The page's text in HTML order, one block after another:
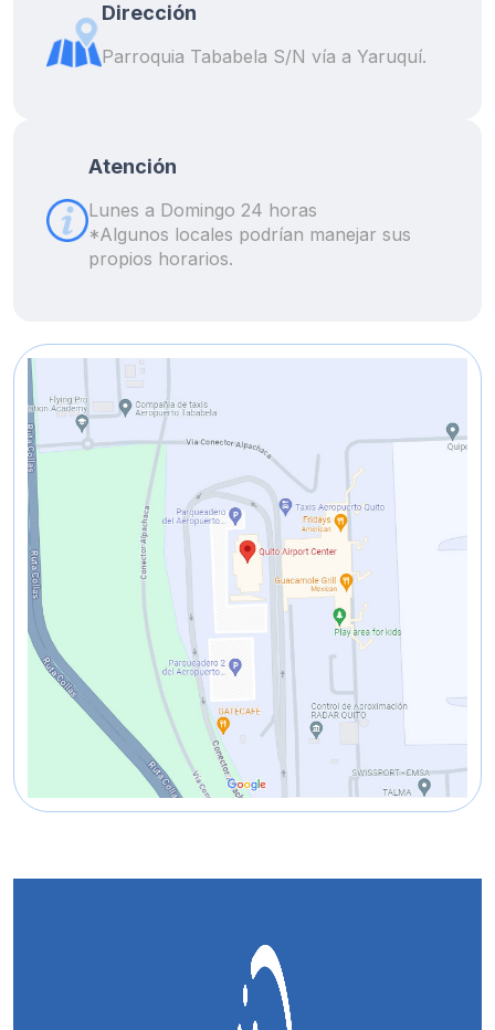
Dirección
Parroquia Tababela S/N vía a Yaruquí.
Atención
Lunes a Domingo 24 horas
*Algunos locales podrían manejar sus
propios horarios.